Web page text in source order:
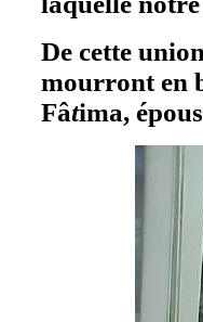
De cette
mourront en
Fâtima,